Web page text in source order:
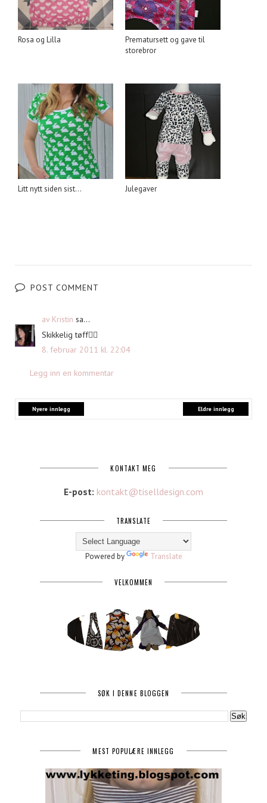
Rosa og Lilla
Prematursett og gave til
storebror
Litt nytt siden sist... Julegaver
POST COMMENT
av Kristin sa...
Skikkelig tøff
8. februar 2011 kl. 22:04
Legg inn en kommentar
Nyere innlegg Eldre innlegg
KONTAKT MEG
E-post: kontakt@tiselldesign.com
TRANSLATE
Powered by Translate
VELKOMMEN
SØK I DENNE BLOGGEN
MEST POPULÆRE INNLEGG